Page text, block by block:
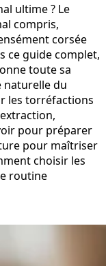
ultime ? Le
compris,
corsée
ce guide complet,
toute sa
naturelle du
les torréfactions
pour préparer
pour maîtriser
choisir les
routine